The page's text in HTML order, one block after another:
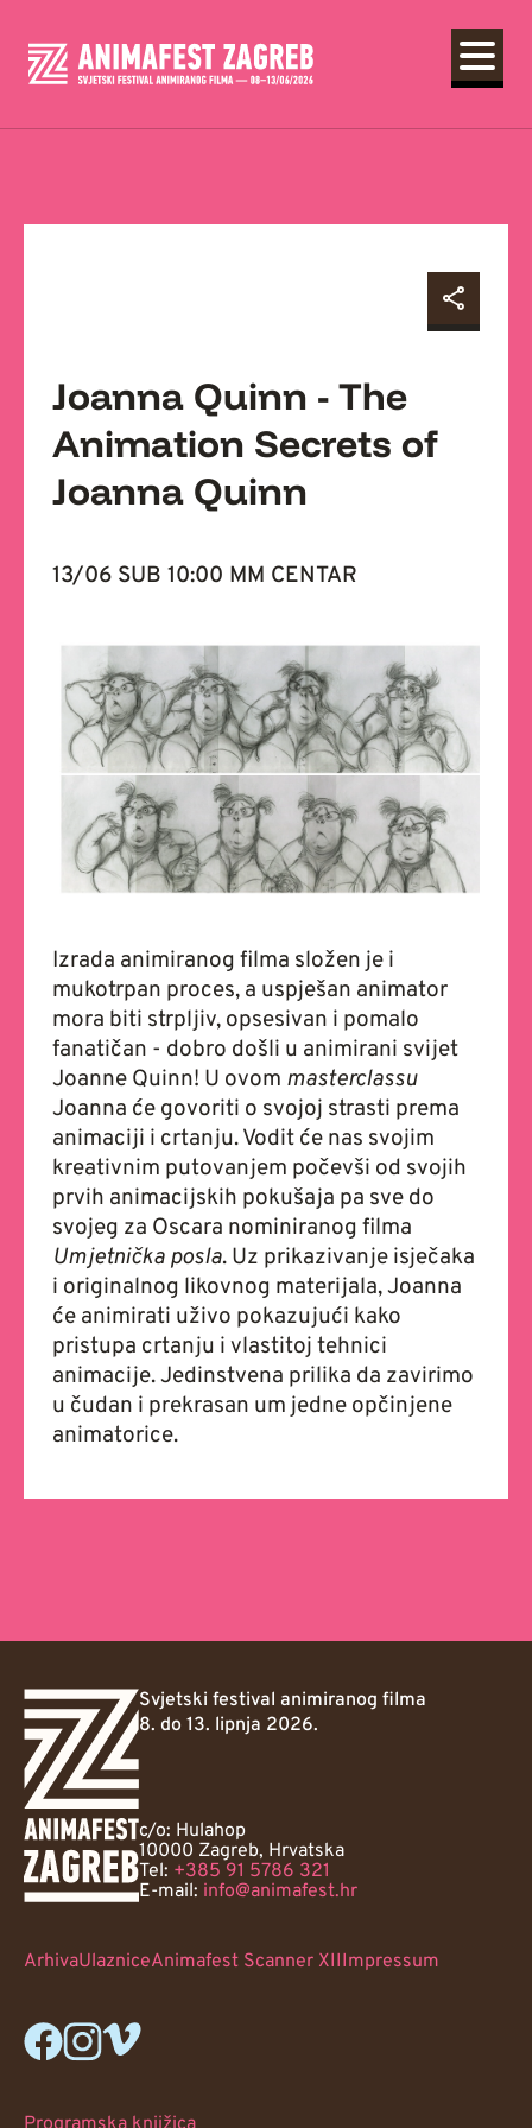
Joanna Quinn - The
Animation Secrets of
Joanna Quinn
13/06 SUB 10:00 MM CENTAR
Izrada animiranog filma složen je i
mukotrpan proces, a uspješan animator
mora biti strpljiv, opsesivan i pomalo
fanatičan - dobro došli u animirani svijet
Joanne Quinn! U ovom masterclassu
Joanna će govoriti o svojoj strasti prema
animaciji i crtanju. Vodit će nas svojim
kreativnim putovanjem počevši od svojih
prvih animacijskih pokušaja pa sve do
svojeg za Oscara nominiranog filma
Umjetnička posla. Uz prikazivanje isječaka
i originalnog likovnog materijala, Joanna
će animirati uživo pokazujući kako
pristupa crtanju i vlastitoj tehnici
animacije. Jedinstvena prilika da zavirimo
u čudan i prekrasan um jedne opčinjene
animatorice.
Svjetski festival animiranog filma
8. do 13. lipnja 2026.
c/o: Hulahop
10000 Zagreb, Hrvatska
Tel: +385 91 5786 321
E-mail: info@animafest.hr
ArhivaUlazniceAnimafest Scanner XIIImpressum